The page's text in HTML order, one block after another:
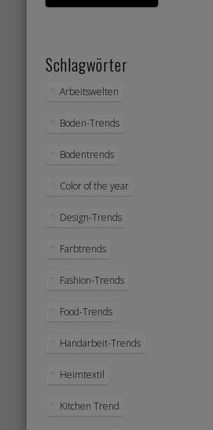
Schlagwörter
Arbeitswelten
Boden-Trends
Bodentrends
Color of the year
Design-Trends
Farbtrends
Fashion-Trends
Food-Trends
Handarbeit-Trends
Heimtextil
Kitchen Trend